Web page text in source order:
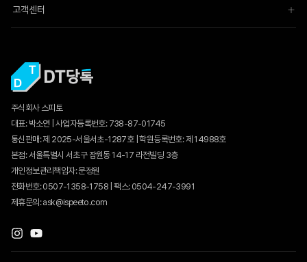
고객센터
주식회사 스피토
대표: 박소연 | 사업자등록번호: 738-87-01745
통신판매:제 2025-서울서초-1287호| 학원등록번호: 제 14988호
본점: 서울특별시 서초구 잠원동 14-17 라전빌딩 3층
개인정보관리책임자: 문정원
전화번호: 0507-1358-1758 | 팩스: 0504-247-3991
제휴문의: ask@ispeeto.com